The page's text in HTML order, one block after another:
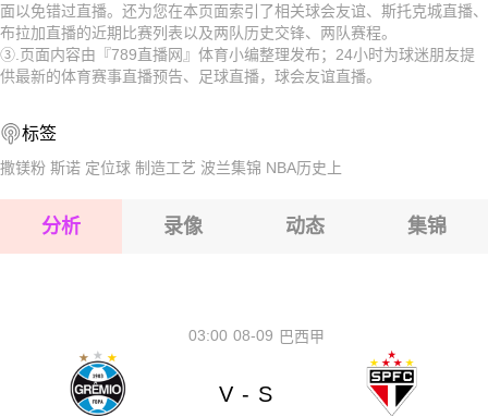
2026-08-17 【球会友谊】 斯托克城VS布拉加
2026-08-17 【球会友谊】 斯托克城VS布拉加
2026-08-17 【球会友谊】 斯托克城VS布拉加
2026-08-17 【球会友谊】 斯托克城VS布拉加
2026-08-17 【球会友谊】 斯托克城VS布拉加
面以免错过直播。还为您在本页面索引了相关球会友谊、斯托克城直播、
布拉加直播的近期比赛列表以及两队历史交锋、两队赛程。
③.页面内容由『789直播网』体育小编整理发布；24小时为球迷朋友提
供最新的体育赛事直播预告、足球直播，球会友谊直播。
标签
撒镁粉 斯诺 定位球 制造工艺 波兰集锦 NBA历史上
分析 录像 动态 集锦
08-09
03:00 巴西甲
V - S